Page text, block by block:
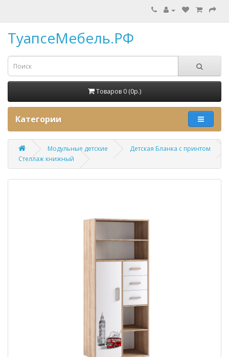
ТуапсеМебель.РФ
Товаров 0 (0p.)
Категории
Модульные детские
Детская Бланка с принтом
Стеллаж книжный